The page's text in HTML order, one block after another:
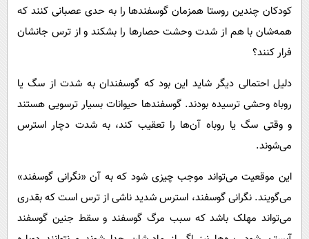
کودکان چندین روستا همزمان گوسفندها را به حدی عصبانی کنند که
همه‌شان با هم از شدت وحشت حصارها را بشکند و از ترس جانشان
فرار کنند؟
دلیل احتمالی دیگر شاید این بود که گوسفندان به شدت از سگ یا
روباه وحشی ترسیده بودند. گوسفندها حیوانات بسیار ترسویی هستند
و وقتی سگ یا روباه آن‌ها را تعقیب کند، به شدت دچار استرس
می‌شوند.
این موقعیت می‌تواند موجب چیزی شود که به آن «نگرانی گوسفند»
می‌گویند. نگرانی گوسفند، استرس شدید ناشی از ترس است که بقدری
می‌تواند مهلک باشد که سبب مرگ گوسفند و سقط جنین گوسفند